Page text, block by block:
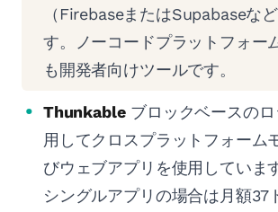
（FirebaseまたはSupabaseな
す。ノーコードプラットフォー
も開発者向けツールです。
Thunkableブロックベースのロ
用してクロスプラットフォーム
びウェブアプリを使用していま
シングルアプリの場合は月額37